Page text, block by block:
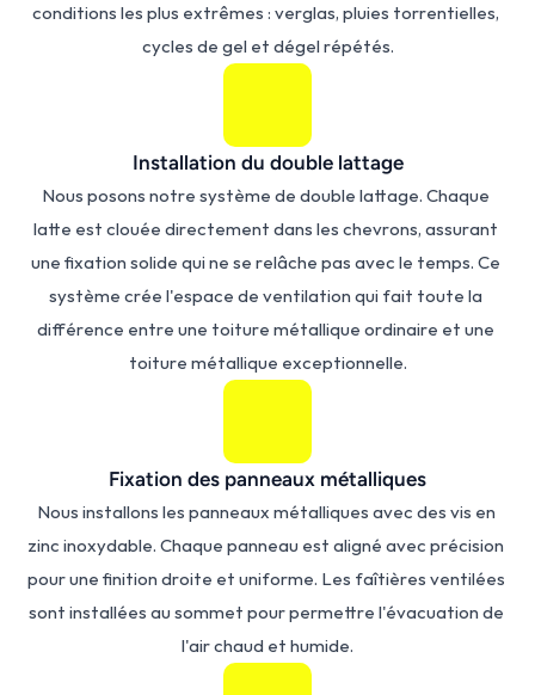
conditions les plus extrêmes : verglas, pluies torrentielles,
cycles de gel et dégel répétés.
Installation du double lattage
Nous posons notre système de double lattage. Chaque
latte est clouée directement dans les chevrons, assurant
une fixation solide qui ne se relâche pas avec le temps. Ce
système crée l'espace de ventilation qui fait toute la
différence entre une toiture métallique ordinaire et une
toiture métallique exceptionnelle.
Fixation des panneaux métalliques
Nous installons les panneaux métalliques avec des vis en
zinc inoxydable. Chaque panneau est aligné avec précision
pour une finition droite et uniforme. Les faîtières ventilées
sont installées au sommet pour permettre l'évacuation de
l'air chaud et humide.